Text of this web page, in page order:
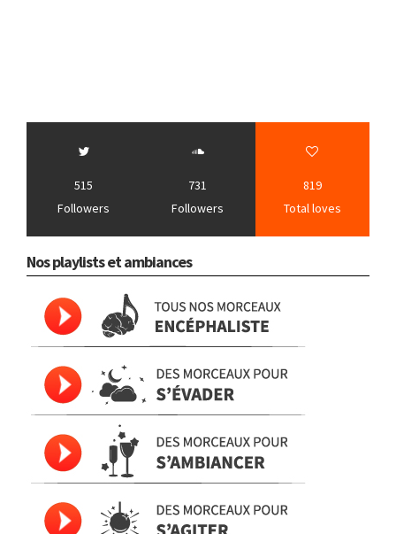
515
Followers
731
Followers
819
Total loves
Nos playlists et ambiances